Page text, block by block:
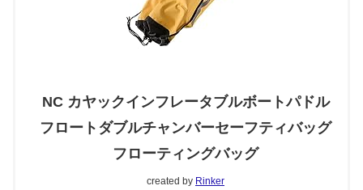
NC カヤックインフレータブルボートパドル
フロートダブルチャンバーセーフティバッグ
フローティングバッグ
created by Rinker